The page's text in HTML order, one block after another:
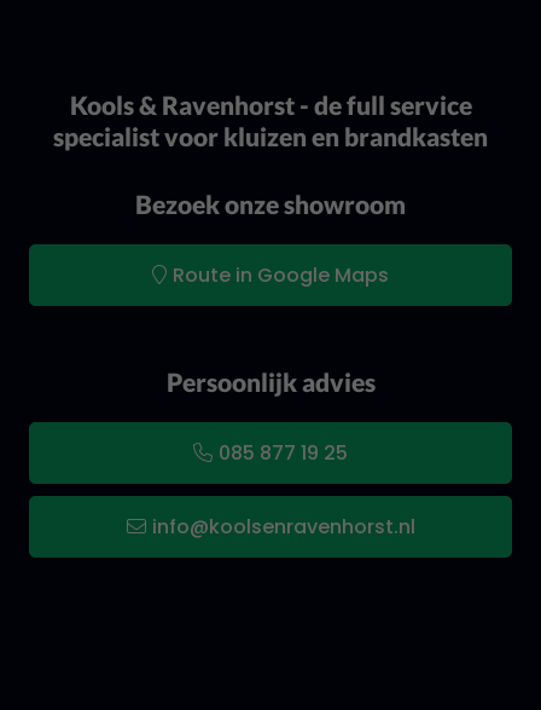
Kools & Ravenhorst - de full service
specialist voor kluizen en brandkasten
Bezoek onze showroom
Route in Google Maps
Persoonlijk advies
085 877 19 25
info@koolsenravenhorst.nl